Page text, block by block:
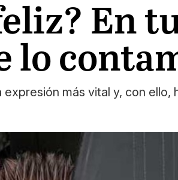
En
lo
más vital y, con